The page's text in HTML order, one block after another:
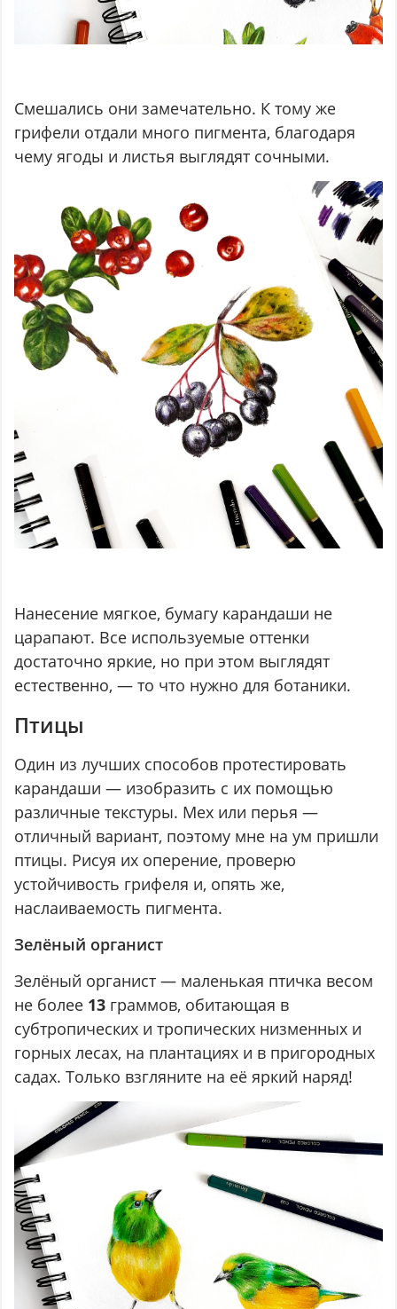
Смешались они замечательно. К тому же
грифели отдали много пигмента, благодаря
чему ягоды и листья выглядят сочными.
Нанесение мягкое, бумагу карандаши не
царапают. Все используемые оттенки
достаточно яркие, но при этом выглядят
естественно, — то что нужно для ботаники.
Птицы
Один из лучших способов протестировать
карандаши — изобразить с их помощью
различные текстуры. Мех или перья —
отличный вариант, поэтому мне на ум пришли
птицы. Рисуя их оперение, проверю
устойчивость грифеля и, опять же,
наслаиваемость пигмента.
Зелёный органист
Зелёный органист — маленькая птичка весом
не более 13 граммов, обитающая в
субтропических и тропических низменных и
горных лесах, на плантациях и в пригородных
садах. Только взгляните на её яркий наряд!